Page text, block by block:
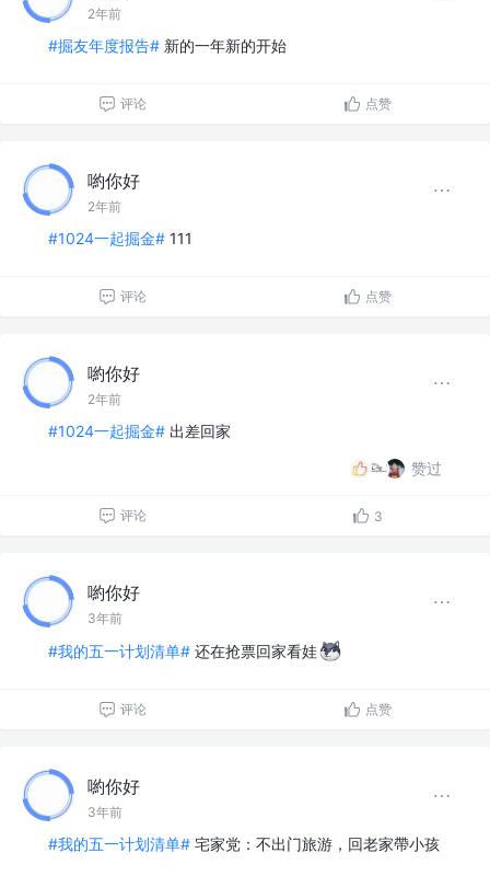
2年前
#掘友年度报告# 新的一年新的开始
评论 点赞
喲你好
2年前
#1024一起掘金# 111
评论 点赞
喲你好
2年前
#1024一起掘金# 出差回家
赞过
评论 3
喲你好
3年前
#我的五一计划清单# 还在抢票回家看娃
评论 点赞
喲你好
3年前
#我的五一计划清单# 宅家党：不出门旅游，回老家帶小孩